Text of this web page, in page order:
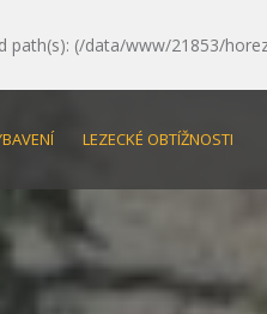
(/data/www/21853/
LEZECKÉ OBTÍŽNOSTI